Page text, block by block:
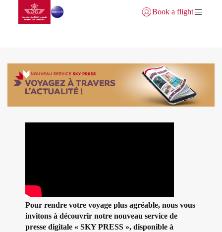
Saut au contenu principal
Aller à la page accueil
Se connecter | S’inscrire)
Book a flight
Pour rendre votre voyage plus agréable, nous vous
invitons à découvrir notre nouveau service de
presse digitale « SKY PRESS », disponible à